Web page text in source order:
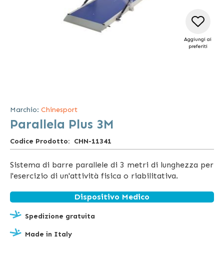
galleria
di
Aggiungi ai
preferiti
Marchio: Chinesport
Parallela Plus 3M
Codice Prodotto CHN-11341
Sistema di barre parallele di 3 metri di lunghezza per
l'esercizio di un'attività fisica o riabilitativa.
Dispositivo Medico
Spedizione gratuita
Made in Italy